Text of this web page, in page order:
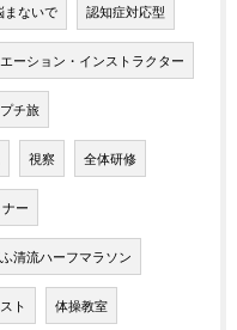
まないで 認知症対応型
ーション・インストラクター
プチ旅
視察 全体研修
ー
清流ハーフマラソン
ト 体操教室